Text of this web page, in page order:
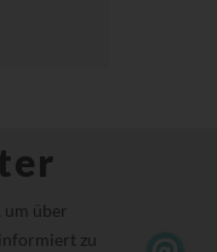
um über
zu